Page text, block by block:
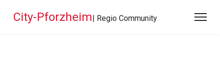
City-Pforzheim| Regio Community